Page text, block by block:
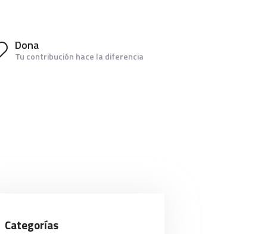
Dona
Tu contribución hace la diferencia
Categorías